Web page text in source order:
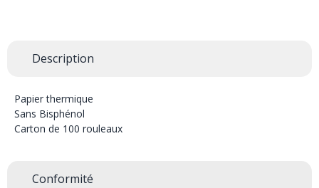
Description
Conformité
Papier thermique
Sans Bisphénol
Carton de 100 rouleaux